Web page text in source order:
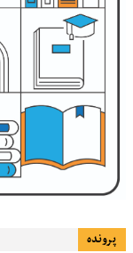
پرونده